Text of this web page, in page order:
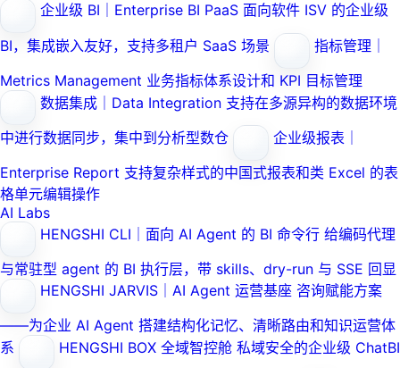
企业级 BI｜Enterprise BI PaaS 面向软件 ISV 的企业级
BI，集成嵌入友好，支持多租户 SaaS 场景
指标管理｜
Metrics Management 业务指标体系设计和 KPI 目标管理
数据集成｜Data Integration 支持在多源异构的数据环境
中进行数据同步，集中到分析型数仓
企业级报表｜
Enterprise Report 支持复杂样式的中国式报表和类 Excel 的表
格单元编辑操作
AI Labs
HENGSHI CLI｜面向 AI Agent 的 BI 命令行 给编码代理
与常驻型 agent 的 BI 执行层，带 skills、dry-run 与 SSE 回显
HENGSHI JARVIS｜AI Agent 运营基座 咨询赋能方案
——为企业 AI Agent 搭建结构化记忆、清晰路由和知识运营体
系
HENGSHI BOX 全域智控舱 私域安全的企业级 ChatBI